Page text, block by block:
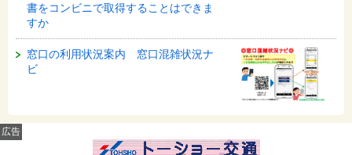
書をコンビニで取得することはできま
すか
窓口の利用状況案内 窓口混雑状況ナ
ビ
広告